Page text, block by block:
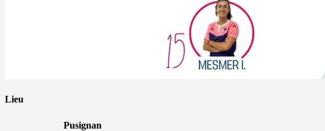
Lieu
Pusignan